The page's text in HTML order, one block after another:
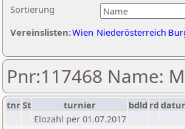
Sortierung
Vereinslisten:Wien Niederösterreich
Pnr:117468 Name:
tnrSt turnier bdld rd
Elozahl per 01.07.2017